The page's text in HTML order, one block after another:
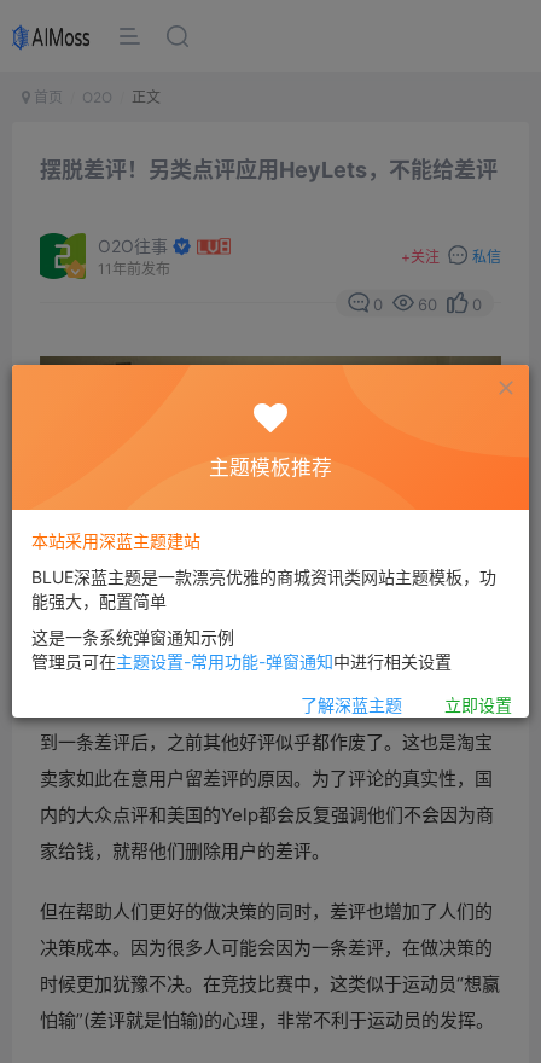
首页 O2O 正文
摆脱差评！另类点评应用HeyLets，不能给差评
O2O往事
11年前发布
+关注 私信
0 60 0
在用户做决策的时候，差评对用户会有非常大的影响。看
到一条差评后，之前其他好评似乎都作废了。这也是淘宝
卖家如此在意用户留差评的原因。为了评论的真实性，国
内的大众点评和美国的Yelp都会反复强调他们不会因为商
家给钱，就帮他们删除用户的差评。
但在帮助人们更好的做决策的同时，差评也增加了人们的
决策成本。因为很多人可能会因为一条差评，在做决策的
时候更加犹豫不决。在竞技比赛中，这类似于运动员“想赢
怕输”(差评就是怕输)的心理，非常不利于运动员的发挥。
主题模板推荐
本站采用深蓝主题建站
BLUE深蓝主题是一款漂亮优雅的商城资讯类网站主题模板，功
能强大，配置简单
这是一条系统弹窗通知示例
管理员可在主题设置-常用功能-弹窗通知中进行相关设置
了解深蓝主题 立即设置